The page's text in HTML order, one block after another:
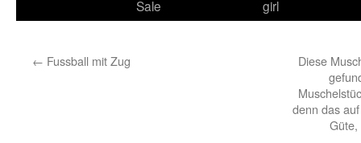
Sale
girl
← Fussball mit Zug
Diese
denn das